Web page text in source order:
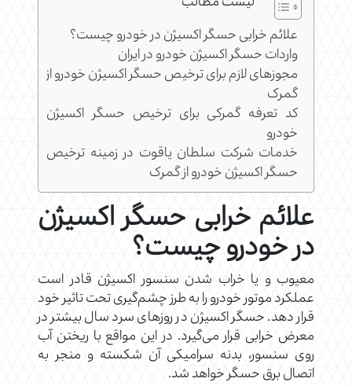
علائم خرابی حسگر اکسیژن در خودرو چیست؟
واردات حسگر اکسیژن خودرو در ایران
مجوزهای لازم برای ترخیص حسگر اکسیژن خودرو از
گمرک
کد تعرفه گمرکی برای ترخیص حسگر اکسیژن
خودرو
خدمات شرکت سلطان یاقوت در زمینه ترخیص
حسگر اکسیژن خودرو از گمرک
علائم خرابی حسگر اکسیژن
در خودرو چیست؟
معیوب و یا خراب شدن سنسور اکسیژن قادر است
عملکرد موتور خودرو را به طرز چشم‌گیری تحت تاثیر خود
قرار دهد. حسگر اکسیژن در روزهای سرد سال بیشتر در
معرض خرابی قرار می‌گیرد. در این مواقع با ریختن آب
روی سنسور، بدنه سرامیکی آن شکسته و منجر به
اتصال برق حسگر خواهد شد.